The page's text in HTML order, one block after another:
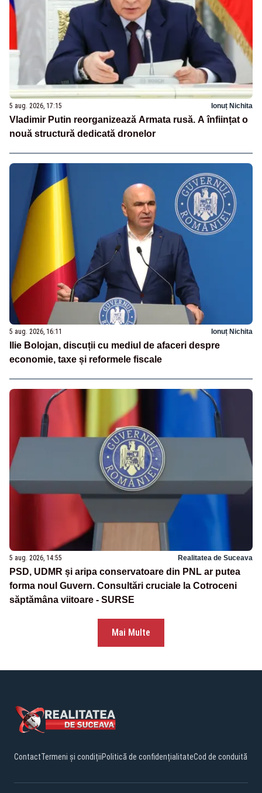
5 aug. 2026, 17:15 Ionuț Nichita
Vladimir Putin reorganizează Armata rusă. A înființat o
nouă structură dedicată dronelor
5 aug. 2026, 16:11 Ionuț Nichita
Ilie Bolojan, discuții cu mediul de afaceri despre
economie, taxe și reformele fiscale
5 aug. 2026, 14:55 Realitatea de Suceava
PSD, UDMR și aripa conservatoare din PNL ar putea
forma noul Guvern. Consultări cruciale la Cotroceni
săptămâna viitoare - SURSE
Mai Multe
ContactTermeni și condițiiPolitică de confidențialitateCod de conduită